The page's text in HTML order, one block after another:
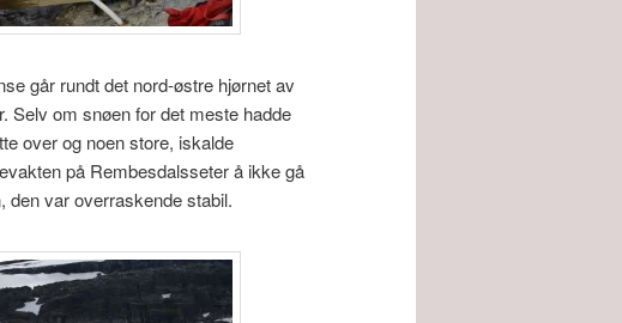
går rundt det nord-østre hjørnet av
Selv om snøen for det meste hadde
over og noen store, iskalde
på Rembesdalsseter å ikke gå
den var overraskende stabil.